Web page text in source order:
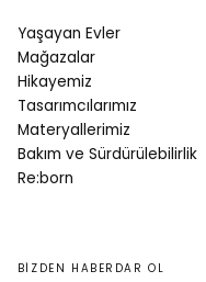
Yaşayan Evler
Mağazalar
Hikayemiz
Tasarımcılarımız
Materyallerimiz
Bakım ve Sürdürülebilirlik
Re:born
BIZDEN HABERDAR OL